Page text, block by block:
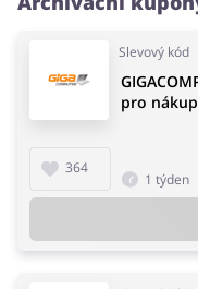
Slevový kód
364
pro
1 týden